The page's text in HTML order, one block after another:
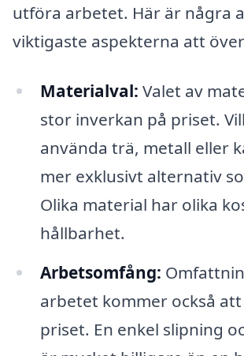
utföra arbetet. Här är några
viktigaste aspekterna att
Materialval: Valet av
stor inverkan på priset.
använda trä, metall eller
mer exklusivt alternativ
Olika material har olika
hållbarhet.
Arbetsomfång:
arbetet kommer också
priset. En enkel slipning